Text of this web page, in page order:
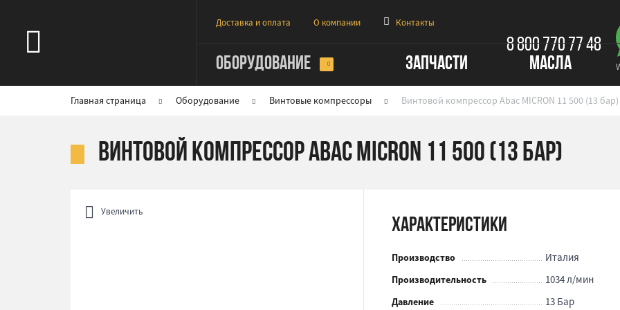
Доставка и оплата О компании Контакты
8 800 770 77 48
ОБОРУДОВАНИЕ ЗАПЧАСТИ МАСЛА
Главная страница Оборудование Винтовые компрессоры Винтовой компрессор Abac MICRON 11 500 (13 бар)
Винтовой компрессор Abac MICRON 11 500 (13 бар)
Увеличить
Характеристики
Производство Италия
Производительность 1034 л/мин
Давление 13 Бар